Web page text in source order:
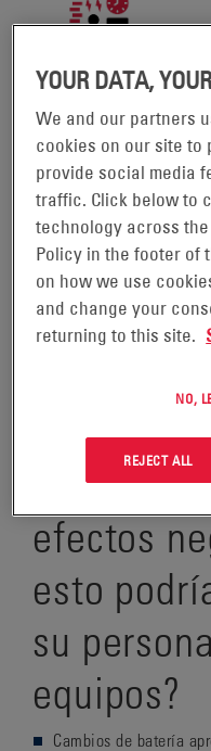
Sabemos que es clave
eficiencia de los
espacio de su
quiere realizar
su dinero al máximo.
responsables de
simplemente ignoran el
¿Ha
efectos
esto
su
equipos?
Cambios de batería
YOUR DATA,
We and our partners
cookies on our site to
provide social media
traffic. Click below to
technology across
Policy in the footer of
on how we use
and change your
returning to this site.
NO,
REJECT ALL